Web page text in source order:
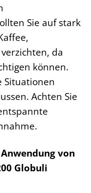
Sie auf stark
da
können.
Situationen
Achten Sie
von
Globuli